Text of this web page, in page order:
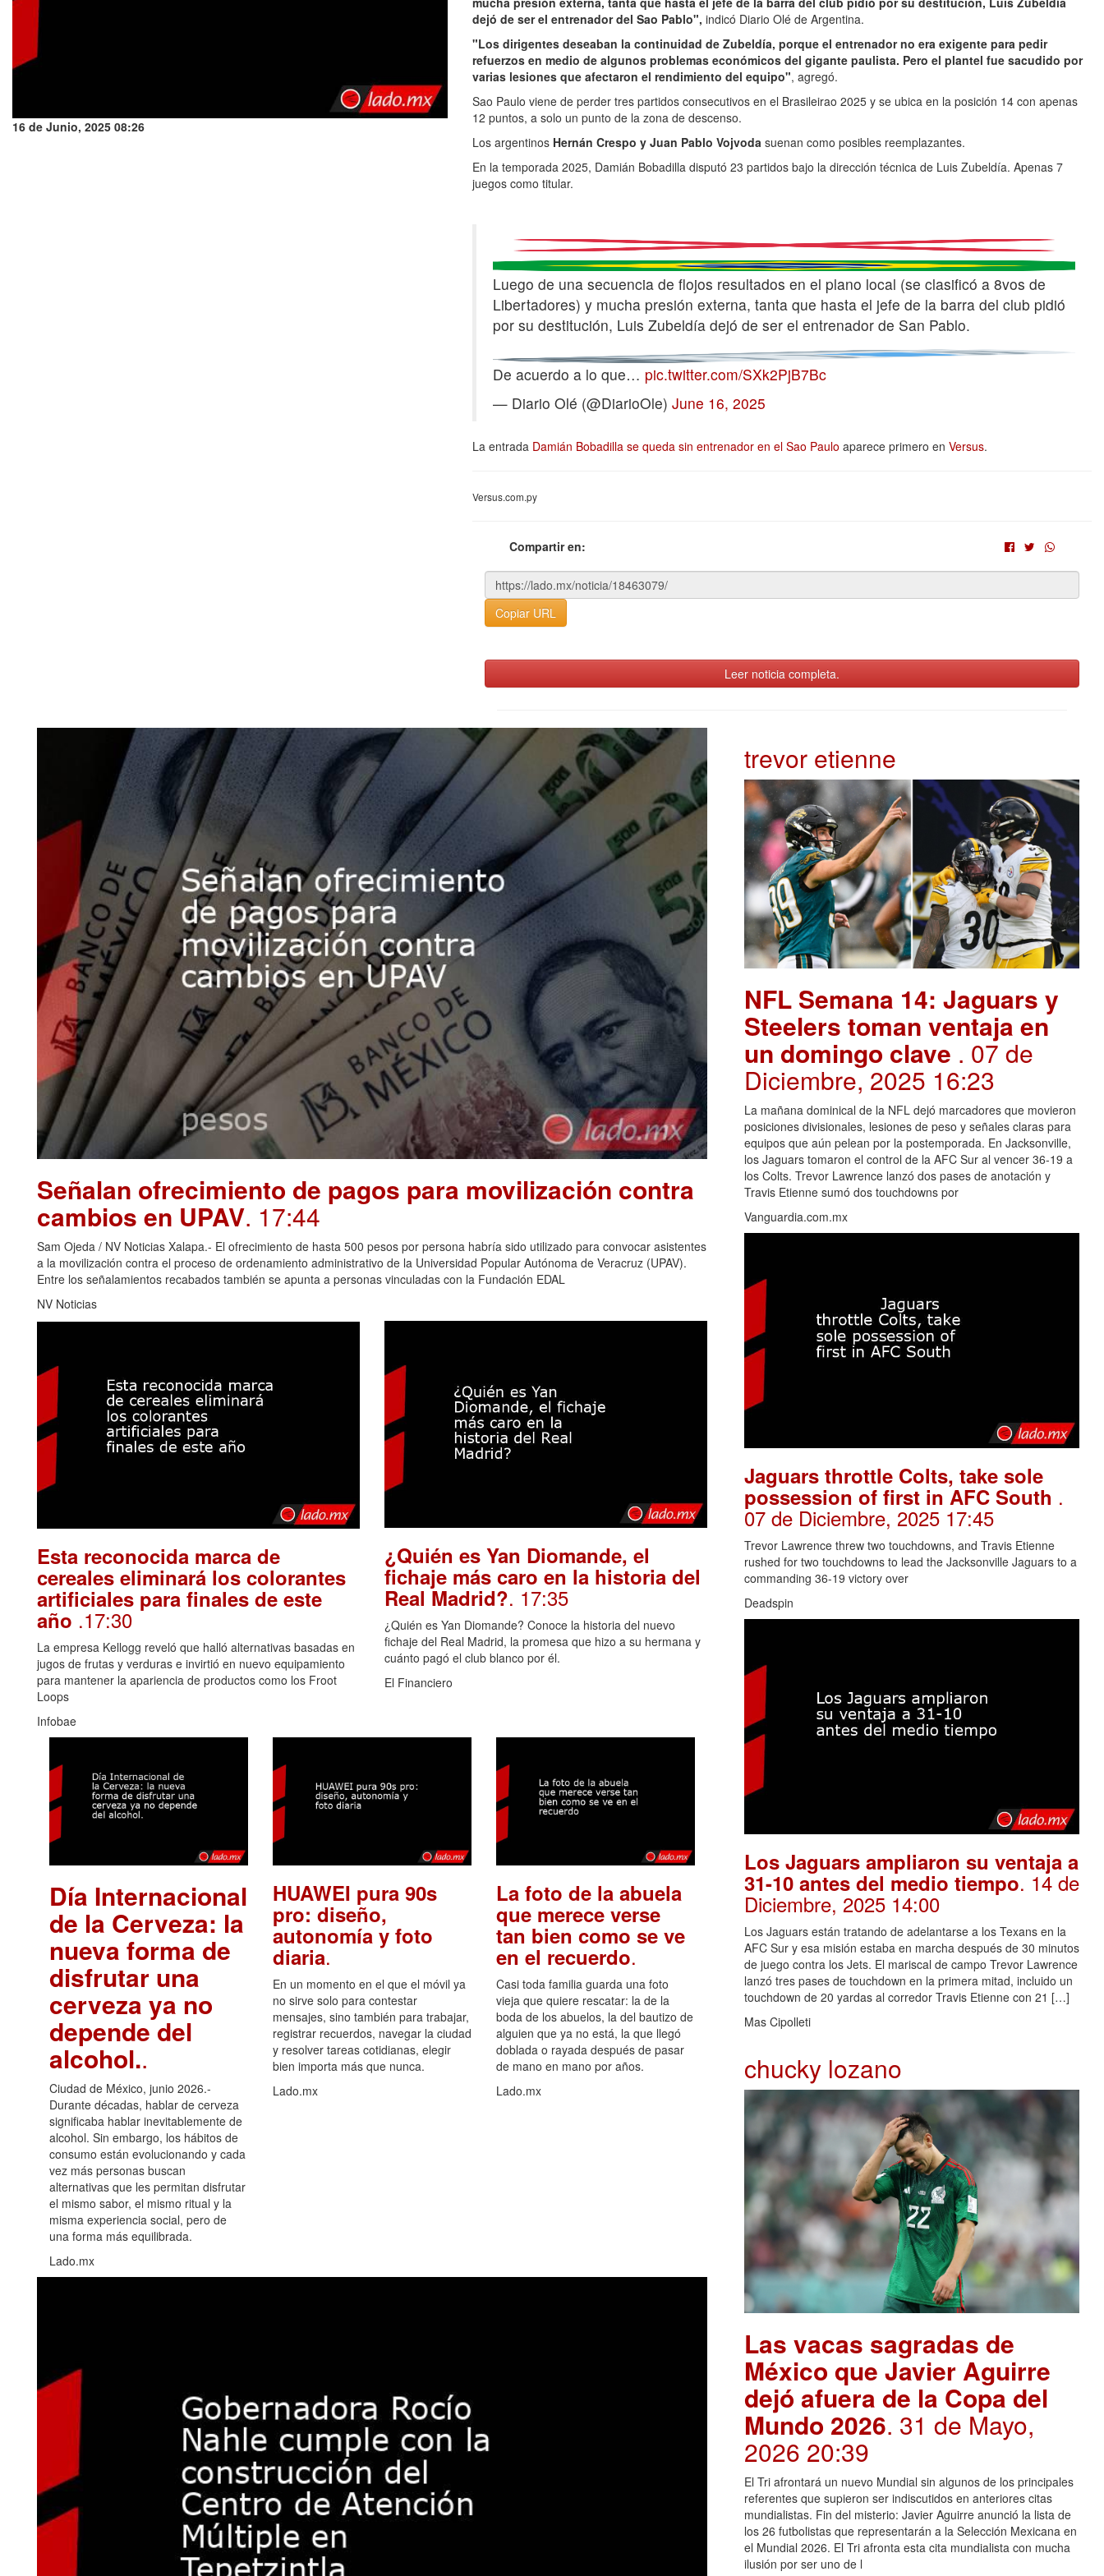
16 de Junio, 2025 08:26
dejó de ser el entrenador del Sao Pablo", indicó Diario Olé de Argentina.
"Los dirigentes deseaban la continuidad de Zubeldía, porque el entrenador no era exigente para pedir
refuerzos en medio de algunos problemas económicos del gigante paulista. Pero el plantel fue sacudido por
varias lesiones que afectaron el rendimiento del equipo", agregó.
Sao Paulo viene de perder tres partidos consecutivos en el Brasileirao 2025 y se ubica en la posición 14 con apenas
12 puntos, a solo un punto de la zona de descenso.
Los argentinos Hernán Crespo y Juan Pablo Vojvoda suenan como posibles reemplazantes.
En la temporada 2025, Damián Bobadilla disputó 23 partidos bajo la dirección técnica de Luis Zubeldía. Apenas 7
juegos como titular.
Luego de una secuencia de flojos resultados en el plano local (se clasificó a 8vos de
Libertadores) y mucha presión externa, tanta que hasta el jefe de la barra del club pidió
por su destitución, Luis Zubeldía dejó de ser el entrenador de San Pablo.
De acuerdo a lo que… pic.twitter.com/SXk2PjB7Bc
— Diario Olé (@DiarioOle) June 16, 2025
La entrada Damián Bobadilla se queda sin entrenador en el Sao Paulo aparece primero en Versus.
Versus.com.py
Compartir en:
Copiar URL
Leer noticia completa.
Señalan ofrecimiento de pagos para movilización contra
cambios en UPAV. 17:44
Sam Ojeda / NV Noticias Xalapa.- El ofrecimiento de hasta 500 pesos por persona habría sido utilizado para convocar asistentes
a la movilización contra el proceso de ordenamiento administrativo de la Universidad Popular Autónoma de Veracruz (UPAV).
Entre los señalamientos recabados también se apunta a personas vinculadas con la Fundación EDAL
NV Noticias
Esta reconocida marca de
cereales eliminará los colorantes
artificiales para finales de este
año .17:30
La empresa Kellogg reveló que halló alternativas basadas en
jugos de frutas y verduras e invirtió en nuevo equipamiento
para mantener la apariencia de productos como los Froot
Loops
Infobae
¿Quién es Yan Diomande, el
fichaje más caro en la historia del
Real Madrid?. 17:35
¿Quién es Yan Diomande? Conoce la historia del nuevo
fichaje del Real Madrid, la promesa que hizo a su hermana y
cuánto pagó el club blanco por él.
El Financiero
Día Internacional
de la Cerveza: la
nueva forma de
disfrutar una
cerveza ya no
depende del
alcohol..
Ciudad de México, junio 2026.-
Durante décadas, hablar de cerveza
significaba hablar inevitablemente de
alcohol. Sin embargo, los hábitos de
consumo están evolucionando y cada
vez más personas buscan
alternativas que les permitan disfrutar
el mismo sabor, el mismo ritual y la
misma experiencia social, pero de
una forma más equilibrada.
Lado.mx
HUAWEI pura 90s
pro: diseño,
autonomía y foto
diaria.
En un momento en el que el móvil ya
no sirve solo para contestar
mensajes, sino también para trabajar,
registrar recuerdos, navegar la ciudad
y resolver tareas cotidianas, elegir
bien importa más que nunca.
Lado.mx
La foto de la abuela
que merece verse
tan bien como se ve
en el recuerdo.
Casi toda familia guarda una foto
vieja que quiere rescatar: la de la
boda de los abuelos, la del bautizo de
alguien que ya no está, la que llegó
doblada o rayada después de pasar
de mano en mano por años.
Lado.mx
trevor etienne
NFL Semana 14: Jaguars y
Steelers toman ventaja en
un domingo clave . 07 de
Diciembre, 2025 16:23
La mañana dominical de la NFL dejó marcadores que movieron
posiciones divisionales, lesiones de peso y señales claras para
equipos que aún pelean por la postemporada. En Jacksonville,
los Jaguars tomaron el control de la AFC Sur al vencer 36-19 a
los Colts. Trevor Lawrence lanzó dos pases de anotación y
Travis Etienne sumó dos touchdowns por
Vanguardia.com.mx
Jaguars throttle Colts, take sole
possession of first in AFC South .
07 de Diciembre, 2025 17:45
Trevor Lawrence threw two touchdowns, and Travis Etienne
rushed for two touchdowns to lead the Jacksonville Jaguars to a
commanding 36-19 victory over
Deadspin
Los Jaguars ampliaron su ventaja a
31-10 antes del medio tiempo. 14 de
Diciembre, 2025 14:00
Los Jaguars están tratando de adelantarse a los Texans en la
AFC Sur y esa misión estaba en marcha después de 30 minutos
de juego contra los Jets. El mariscal de campo Trevor Lawrence
lanzó tres pases de touchdown en la primera mitad, incluido un
touchdown de 20 yardas al corredor Travis Etienne con 21 […]
Mas Cipolleti
chucky lozano
Las vacas sagradas de
México que Javier Aguirre
dejó afuera de la Copa del
Mundo 2026. 31 de Mayo,
2026 20:39
El Tri afrontará un nuevo Mundial sin algunos de los principales
referentes que supieron ser indiscutidos en anteriores citas
mundialistas. Fin del misterio: Javier Aguirre anunció la lista de
los 26 futbolistas que representarán a la Selección Mexicana en
el Mundial 2026. El Tri afronta esta cita mundialista con mucha
ilusión por ser uno de l